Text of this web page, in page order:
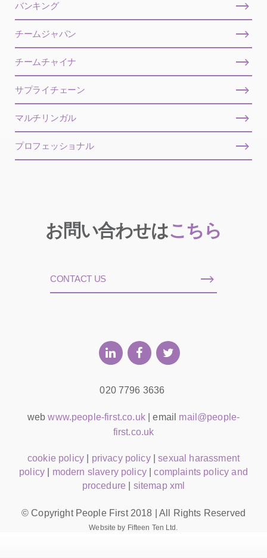
バンキング
チームジャパン
チームチャイナ
サプライチェーン
マルチリンガル
プロフェッショナル
お問い合わせはこちら
CONTACT US
020 7796 3636
webwww.people-first.co.uk| email mail@people-
first.co.uk
cookie policy privacy policy|sexual harassment
policy
modern slavery policy|complaints policy and
procedure
sitemap xml
© Copyright People First 2018 | All Rights Reserved
Website by Fifteen Ten Ltd.